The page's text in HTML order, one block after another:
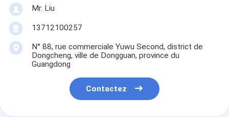
Mr. Liu
13712100257
N° 88, rue commerciale Yuwu Second, district de
Dongcheng, ville de Dongguan, province du
Guangdong
Contactez